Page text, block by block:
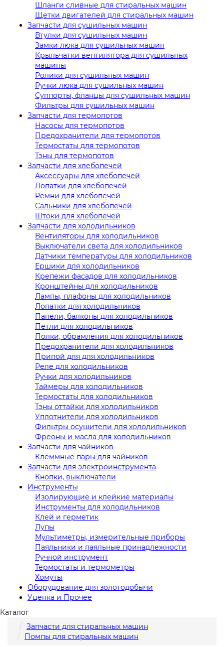
Шланги сливные для стиральных машин
Щетки двигателей для стиральных машин
Запчасти для сушильных машин
Втулки для сушильных машин
Замки люка для сушильных машин
Крыльчатки вентилятора для сушильных
машины
Ролики для сушильных машин
Ручки люка для сушильных машин
Суппорты, фланцы для сушильных машин
Фильтры для сушильных машин
Запчасти для термопотов
Насосы для термопотов
Предохранители для термопотов
Термостаты для термопотов
Тэны для термопотов
Запчасти для хлебопечей
Аксессуары для хлебопечей
Лопатки для хлебопечей
Ремни для хлебопечей
Сальники для хлебопечей
Штоки для хлебопечей
Запчасти для холодильников
Вентиляторы для холодильников
Выключатели света для холодильников
Датчики температуры для холодильников
Ершики для холодильников
Крепежи фасадов для холодильников
Кронштейны для холодильников
Лампы, плафоны для холодильников
Лопатки для холодильников
Панели, балконы для холодильников
Петли для холодильников
Полки, обрамления для холодильников
Предохранители для холодильников
Припой для для холодильников
Реле для холодильников
Ручки для холодильников
Таймеры для холодильников
Термостаты для холодильников
Тэны оттайки для холодильников
Уплотнители для холодильников
Фильтры осушители для холодильников
Фреоны и масла для холодильников
Запчасти для чайников
Клеммные пары для чайников
Запчасти для электроинструмента
Кнопки, выключатели
Инструменты
Изолирующие и клейкие материалы
Инструменты для холодильников
Клей и герметик
Лупы
Мультиметры, измерительные приборы
Паяльники и паяльные принадлежности
Ручной инструмент
Термостаты и термометры
Хомуты
Оборудование для золотодобычи
Уценка и Прочее
Каталог
Запчасти для стиральных машин
Помпы для стиральных машин